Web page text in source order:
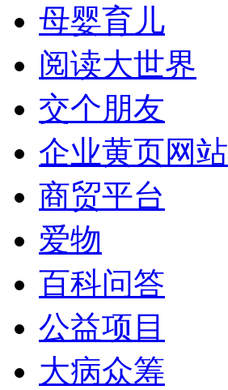
母婴育儿
阅读大世界
交个朋友
企业黄页网站
商贸平台
爱物
百科问答
公益项目
大病众筹